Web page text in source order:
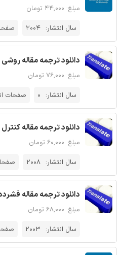
مبلغ: ۴۴,۰۰۰ تومان
سال انتشار: 2004
دانلود ترجمه مقاله
مبلغ: ۷۶,۰۰۰ تومان
سال انتشار: 0 صفحات
دانلود ترجمه مقاله
مبلغ: ۶۰,۰۰۰ تومان
سال انتشار: 2008
دانلود ترجمه مقاله
مبلغ: ۶۸,۰۰۰ تومان
سال انتشار: 2003